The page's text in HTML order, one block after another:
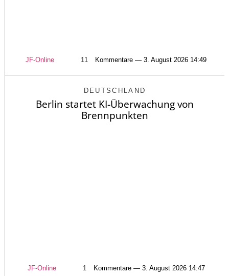
JF-Online 11 Kommentare — 3. August 2026 14:49
DEUTSCHLAND
Berlin startet KI-Überwachung von
Brennpunkten
JF-Online 1 Kommentare — 3. August 2026 14:47